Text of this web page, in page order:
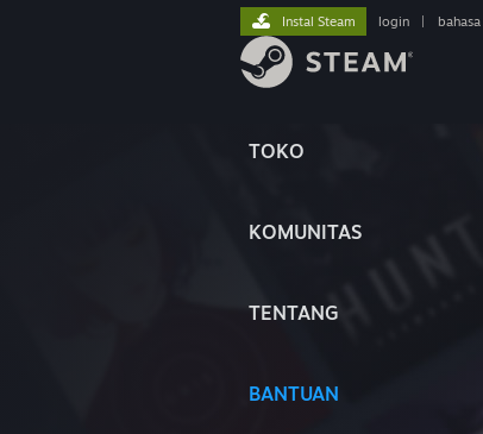
TOKO
KOMUNITAS
TENTANG
BANTUAN
Instal Steam login bahasa